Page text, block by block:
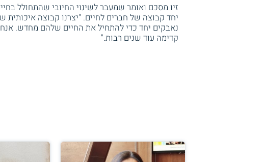
זיו מסכם ואומר שמעבר לשינוי החיובי שהתחולל
יחד קבוצה של חברים לחיים. "יצרנו קבוצה
נאבקים יחד כדי להתחיל את החיים שלהם מחדש.
קדימה עוד שנים רבות."